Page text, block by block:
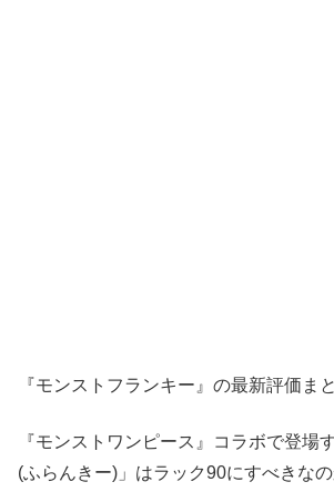
『モンストフランキー』の最新評価ま
『モンストワンピース』コラボで登場
(ふらんきー)」はラック90にすべきな